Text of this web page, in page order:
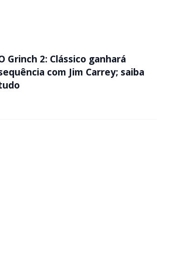
Grinch 2: Clássico ganhará
com Jim Carrey; saiba